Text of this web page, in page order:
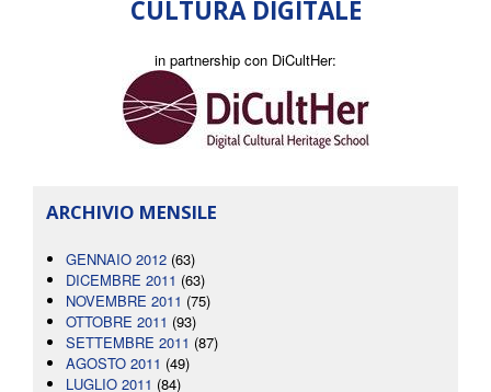
CULTURA DIGITALE
in partnership con DiCultHer:
ARCHIVIO MENSILE
GENNAIO 2012 (63)
DICEMBRE 2011 (63)
NOVEMBRE 2011 (75)
OTTOBRE 2011 (93)
SETTEMBRE 2011 (87)
AGOSTO 2011 (49)
LUGLIO 2011 (84)